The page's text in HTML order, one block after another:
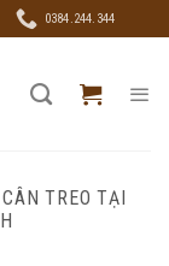
0384.244.344
TREO TẠI